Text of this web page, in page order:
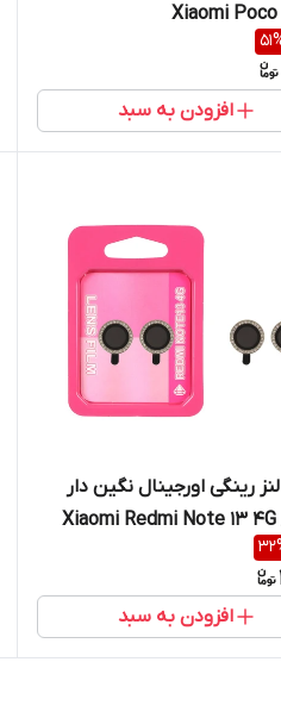
Xiaomi
51
افزودن به سبد
رینگی اورجینال نگین دار
Xiaomi Redmi Note 13
32
افزودن به سبد